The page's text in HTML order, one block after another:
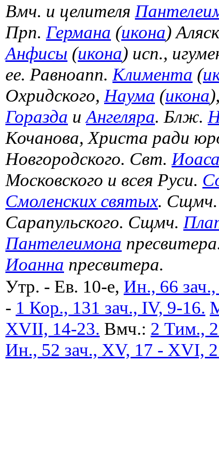
Вмч. и целителя
Прп. Германа (икона)
Анфисы (икона) исп.,
ее. Равноапп. Климента (
Охридского, Наума (икона
Горазда иАнгеляра. Блж.
Кочанова, Христа ради
Новгородского. Свт.
Московского и всея Руси.
Смоленских святых.
Сарапульского. Сщмч.
Пантелеимона
Иоанна пресвитера.
Утр. - Ев. 10-е, Ин., 66
- 1 Кор., 131 зач., IV, 9-16.
XVII, 14-23. Вмч.: 2 Тим.,
Ин., 52 зач., XV, 17 - XVI,